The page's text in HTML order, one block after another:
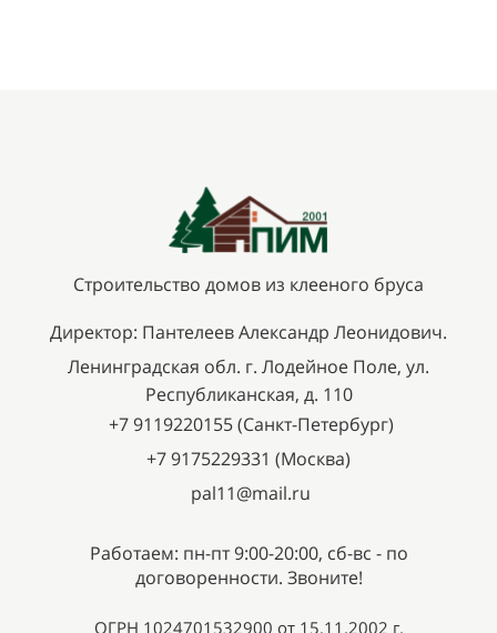
Строительство домов из клееного бруса
Директор: Пантелеев Александр Леонидович.
Ленинградская обл. г. Лодейное Поле, ул.
Республиканская, д. 110
+7 9119220155 (Санкт-Петербург)
+7 9175229331 (Москва)
pal11@mail.ru
Работаем: пн-пт 9:00-20:00, сб-вс - по
договоренности. Звоните!
ОГРН 1024701532900 от 15.11.2002 г.